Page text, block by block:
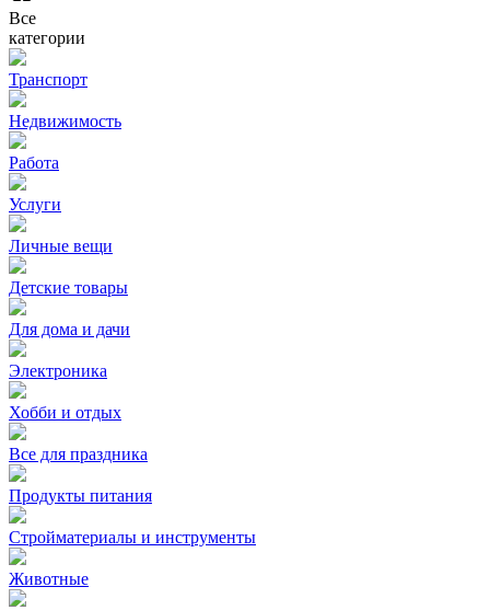
Все
категории
Транспорт
Недвижимость
Работа
Услуги
Личные вещи
Детские товары
Для дома и дачи
Электроника
Хобби и отдых
Все для праздника
Продукты питания
Стройматериалы и инструменты
Животные